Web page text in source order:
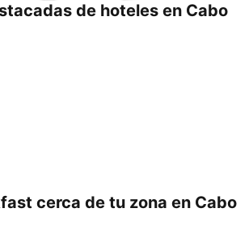
de hoteles en Cabo
cerca de tu zona en Cabo